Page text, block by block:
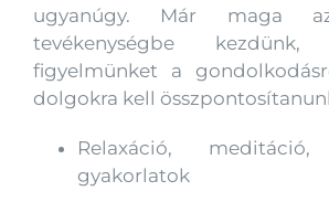
ugyanúgy. Már maga
tevékenységbe
figyelmünket a
dolgokra kell
Relaxáció, meditáció,
gyakorlatok